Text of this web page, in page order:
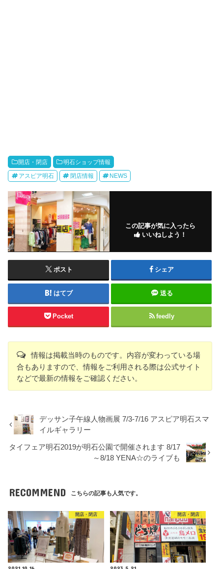
開店・閉店 明石ショップ情報
アスピア明石 閉店情報 NEWS
この記事が気に入ったら
いいねしよう！
ポスト シェア
はてブ 送る
Pocket feedly
情報は掲載当時のものです。内容が変わっている場
合もありますので、情報をご利用される際は公式サイト
などで最新の情報をご確認ください。
デッサン子午線人物画展 7/3-7/16 アスピア明石スマ
イルギャラリー
タイフェア明石2019が明石公園で開催されます 8/17
～8/18 YENA☆のライブも
RECOMMEND こちらの記事も人気です。
開店・閉店 開店・閉店